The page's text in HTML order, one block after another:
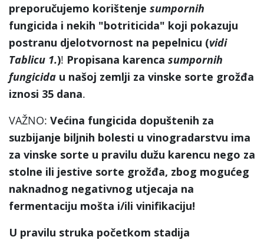
preporučujemo korištenje sumpornih
fungicida i nekih "botriticida" koji pokazuju
postranu djelotvornost na pepelnicu (vidi
Tablicu 1.)! Propisana karenca sumpornih
fungicida u našoj zemlji za vinske sorte grožđa
iznosi 35 dana.
VAŽNO: Većina fungicida dopuštenih za
suzbijanje biljnih bolesti u vinogradarstvu ima
za vinske sorte u pravilu dužu karencu nego za
stolne ili jestive sorte grožđa, zbog mogućeg
naknadnog negativnog utjecaja na
fermentaciju mošta i/ili vinifikaciju!
U pravilu struka početkom stadija